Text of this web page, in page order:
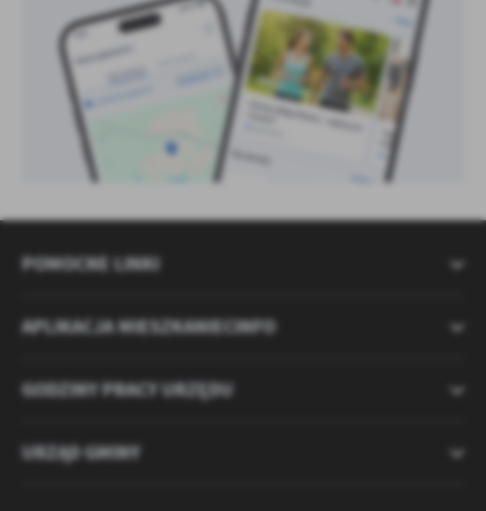
POMOCNE LINKI
APLIKACJA MIESZKANIECINFO
GODZINY PRACY URZĘDU
URZĄD GMINY